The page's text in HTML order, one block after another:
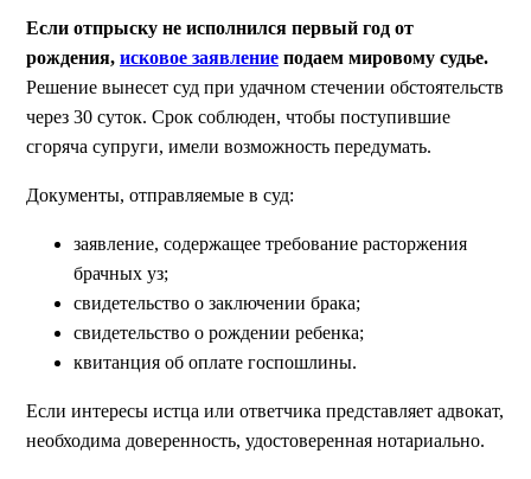
Если отпрыску не исполнился первый год от
рождения, исковое заявление подаем мировому судье.
Решение вынесет суд при удачном стечении обстоятельств
через 30 суток. Срок соблюден, чтобы поступившие
сгоряча супруги, имели возможность передумать.
Документы, отправляемые в суд:
заявление, содержащее требование расторжения
брачных уз;
свидетельство о заключении брака;
свидетельство о рождении ребенка;
квитанция об оплате госпошлины.
Если интересы истца или ответчика представляет адвокат,
необходима доверенность, удостоверенная нотариально.